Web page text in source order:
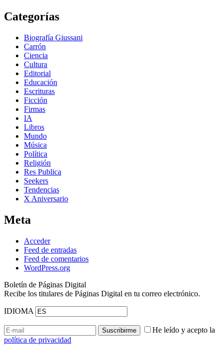
Categorías
Biografía Giussani
Carrón
Ciencia
Cultura
Editorial
Educación
Escrituras
Ficción
Firmas
IA
Libros
Mundo
Música
Política
Religión
Res Publica
Seekers
Tendencias
X Aniversario
Meta
Acceder
Feed de entradas
Feed de comentarios
WordPress.org
Boletín de Páginas Digital
Recibe los titulares de Páginas Digital en tu correo electrónico.
IDIOMA
He leído y acepto la
política de privacidad